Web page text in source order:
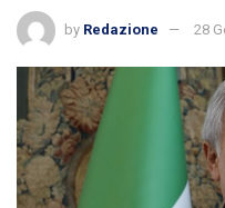
by Redazione 28